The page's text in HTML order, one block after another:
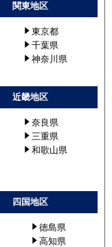
関東地区
東京都
千葉県
神奈川県
近畿地区
奈良県
三重県
和歌山県
四国地区
徳島県
高知県